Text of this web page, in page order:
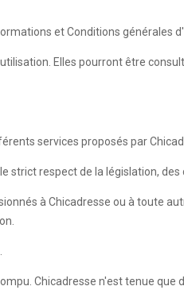
et Conditions générales
Elles pourront être
services proposés par
strict respect de la législation,
à Chicadresse ou à toute
Chicadresse n'est tenue